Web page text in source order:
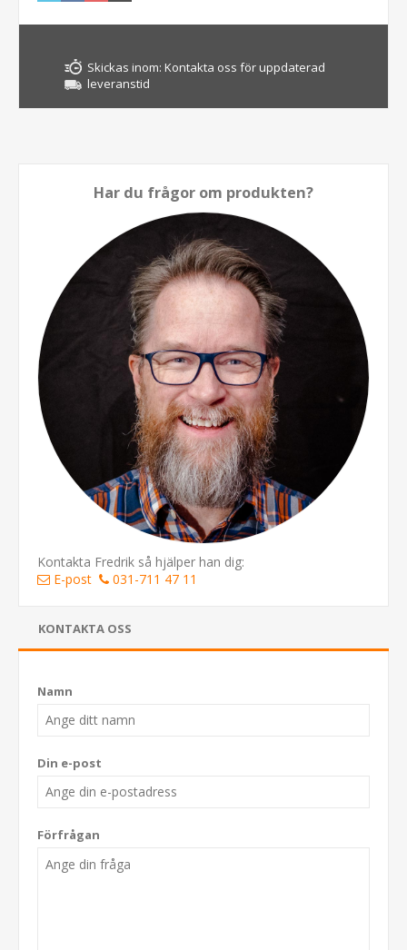
Skickas inom: Kontakta oss för uppdaterad
leveranstid
Har du frågor om produkten?
Kontakta Fredrik så hjälper han dig:
E-post
031-711 47 11
KONTAKTA OSS
Namn
Din e-post
Förfrågan